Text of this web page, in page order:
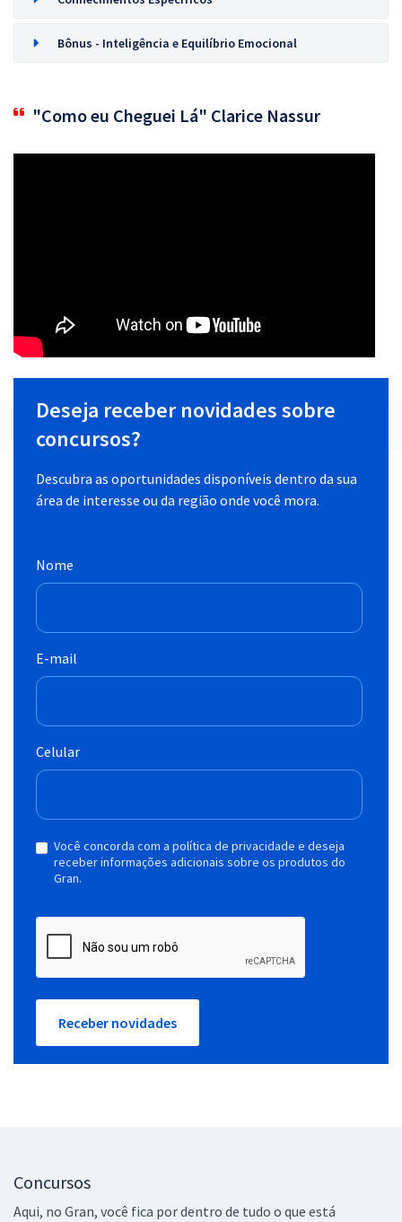
Bônus - Inteligência e Equilíbrio Emocional
"Como eu Cheguei Lá" Clarice Nassur
Deseja receber novidades sobre
concursos?
Descubra as oportunidades disponíveis dentro da sua
área de interesse ou da região onde você mora.
Nome
E-mail
Celular
Você concorda com a política de privacidade e deseja
receber informações adicionais sobre os produtos do
Gran.
Receber novidades
Concursos
Aqui, no Gran, você fica por dentro de tudo o que está